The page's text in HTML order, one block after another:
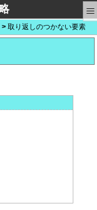
≡
取り返しのつかない要素